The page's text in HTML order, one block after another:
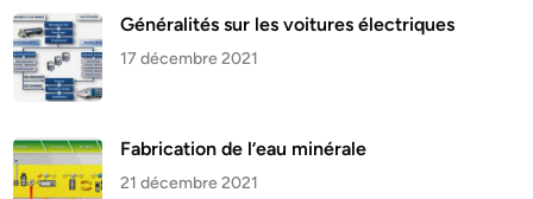
Généralités sur les voitures électriques
17 décembre 2021
Fabrication de l’eau minérale
21 décembre 2021